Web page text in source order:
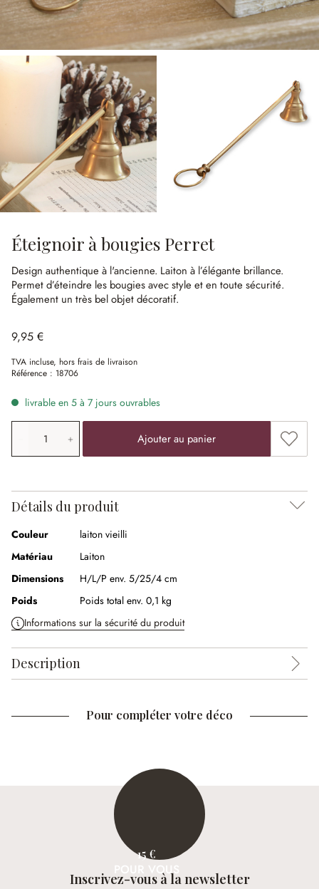
Éteignoir à bougies Perret
Design authentique à l'ancienne. Laiton à l’élégante brillance.
Permet d’éteindre les bougies avec style et en toute sécurité.
Également un très bel objet décoratif.
9,95 €
TVA incluse, hors frais de livraison
Référence : 18706
livrable en 5 à 7 jours ouvrables
Quantité de produit: saisissez la valeur souhaitée ou
Ajouter au panier
Détails du produit
Couleur
laiton vieilli
Matériau
Laiton
Dimensions
H/L/P env. 5/25/4 cm
Poids
Poids total env. 0,1 kg
Informations sur la sécurité du produit
Description
Pour compléter votre déco
15 €
POUR VOUS
Inscrivez-vous à la newsletter